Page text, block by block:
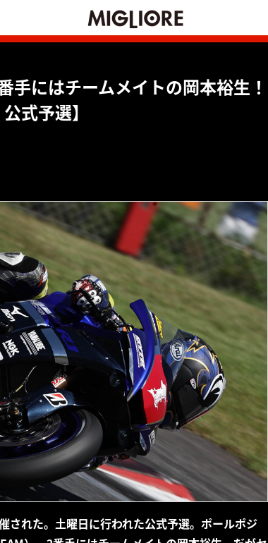
にはチームメイトの岡本裕生！
式予選】
された。土曜日に行われた公式予選。ポールポジ